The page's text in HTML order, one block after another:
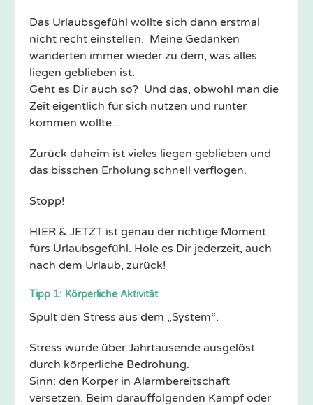
Das Urlaubsgefühl wollte sich dann erstmal
nicht recht einstellen. Meine Gedanken
wanderten immer wieder zu dem, was alles
liegen geblieben ist.
Geht es Dir auch so? Und das, obwohl man die
Zeit eigentlich für sich nutzen und runter
kommen wollte...
Zurück daheim ist vieles liegen geblieben und
das bisschen Erholung schnell verflogen.
Stopp!
HIER & JETZT ist genau der richtige Moment
fürs Urlaubsgefühl. Hole es Dir jederzeit, auch
nach dem Urlaub, zurück!
Tipp 1: Körperliche Aktivität
Spült den Stress aus dem „System“.
Stress wurde über Jahrtausende ausgelöst
durch körperliche Bedrohung.
Sinn: den Körper in Alarmbereitschaft
versetzen. Beim darauffolgenden Kampf oder